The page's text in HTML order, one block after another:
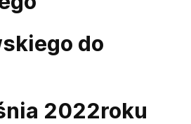
do
2022roku